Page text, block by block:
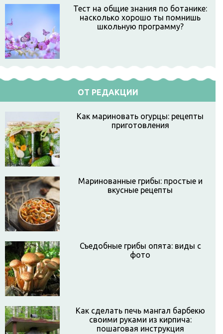
Тест на общие знания по ботанике:
насколько хорошо ты помнишь
школьную программу?
ОТ РЕДАКЦИИ
Как мариновать огурцы: рецепты
приготовления
Маринованные грибы: простые и
вкусные рецепты
Съедобные грибы опята: виды с
фото
Как сделать печь мангал барбекю
своими руками из кирпича:
пошаговая инструкция